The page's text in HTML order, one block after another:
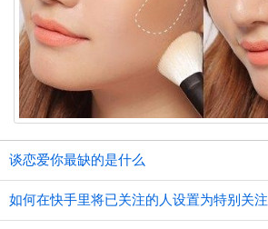
谈恋爱你最缺的是什么
如何在快手里将已关注的人设置为特别关注